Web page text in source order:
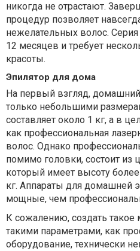
никогда не отрастают.
процедур позволяет
нежелательных волос.
12 месяцев и требует
красоты.
Эпилятор для дома
На первый взгляд, домашний
только небольшими
составляет около 1 кг, а в
как профессиональная
волос. Однако
помимо головки, состоит из
который имеет высоту
кг. Аппараты для домашней
мощные, чем
К сожалению, создать такое
такими параметрами, как
оборудование, технически